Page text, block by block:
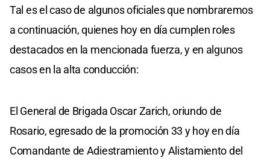
Tal es el caso de algunos oficiales que nombraremos
a continuación, quienes hoy en día cumplen roles
destacados en la mencionada fuerza, y en algunos
casos en la alta conducción:
El General de Brigada Oscar Zarich, oriundo de
Rosario, egresado de la promoción 33 y hoy en día
Comandante de Adiestramiento y Alistamiento del